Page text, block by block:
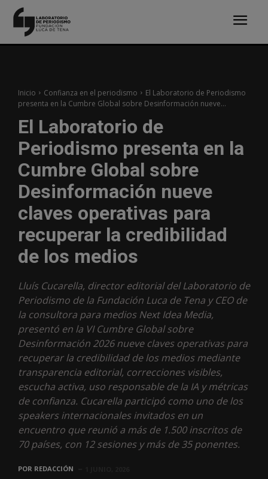
Inicio Confianza en el periodismo
El Laboratorio de Periodismo
presenta en la Cumbre Global sobre Desinformación nueve...
El Laboratorio de
Periodismo presenta en la
Cumbre Global sobre
Desinformación nueve
claves operativas para
recuperar la credibilidad
de los medios
Lluís Cucarella, director editorial del Laboratorio de
Periodismo de la Fundación Luca de Tena y CEO de
la consultora para medios Next Idea Media,
presentó en la VI Cumbre Global sobre
Desinformación 2026 nueve claves operativas para
recuperar la credibilidad de los medios mediante
transparencia editorial, correcciones visibles,
escucha activa, uso responsable de la IA y métricas
de confianza. Cucarella participó como uno de los
speakers internacionales invitados en un
encuentro que reunió a más de 1.500 inscritos de
70 países, con 12 sesiones y más de 35 ponentes.
POR REDACCIÓN